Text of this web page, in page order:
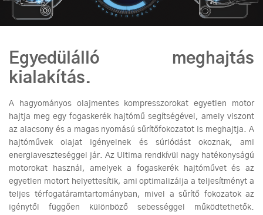
Egyedülálló meghajtás
kialakítás.
A hagyományos olajmentes kompresszorokat egyetlen motor
hajtja meg egy fogaskerék hajtómű segítségével, amely viszont
az alacsony és a magas nyomású sűrítőfokozatot is meghajtja. A
hajtóművek olajat igényelnek és súrlódást okoznak, ami
energiaveszteséggel jár. Az Ultima rendkívül nagy hatékonyságú
motorokat használ, amelyek a fogaskerék hajtóművet és az
egyetlen motort helyettesítik, ami optimalizálja a teljesítményt a
teljes térfogatáramtartományban, mivel a sűrítő fokozatok az
igénytől függően különböző sebességgel működtethetők.